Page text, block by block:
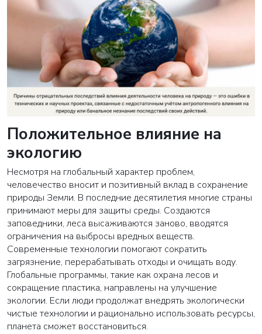
Положительное влияние на
экологию
Несмотря на глобальный характер проблем,
человечество вносит и позитивный вклад в сохранение
природы Земли. В последние десятилетия многие страны
принимают меры для защиты среды. Создаются
заповедники, леса высаживаются заново, вводятся
ограничения на выбросы вредных веществ.
Современные технологии помогают сократить
загрязнение, перерабатывать отходы и очищать воду.
Глобальные программы, такие как охрана лесов и
сокращение пластика, направлены на улучшение
экологии. Если люди продолжат внедрять экологически
чистые технологии и рационально использовать ресурсы,
планета сможет восстановиться.